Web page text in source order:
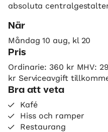
absoluta
När
Måndag 10 aug, kl 20
Pris
Ordinarie: 360 kr MHV:
kr Serviceavgift
Bra att veta
Kafé
Hiss och ramper
Restaurang